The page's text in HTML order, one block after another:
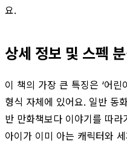
요.
상세 정보 및 스펙
이 책의 가장 큰 특징은 ‘어린
형식 자체에 있어요. 일반 동
반 만화책보다 이야기를 따
아이가 이미 아는 캐릭터와